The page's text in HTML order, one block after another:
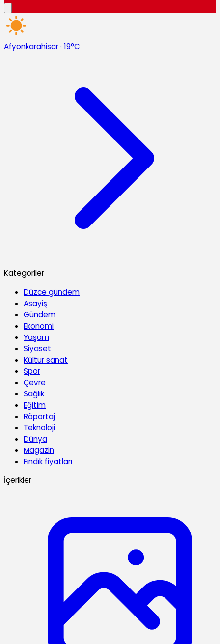
Afyonkarahisar· 19°C
Kategoriler
Düzce gündem
Asayiş
Gündem
Ekonomi
Yaşam
Siyaset
Kültür sanat
Spor
Çevre
Sağlık
Eğitim
Röportaj
Teknoloji
Dünya
Magazin
Fındık fiyatları
İçerikler